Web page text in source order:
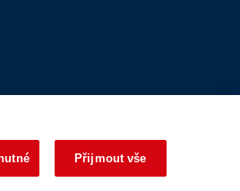
Přijmout vše